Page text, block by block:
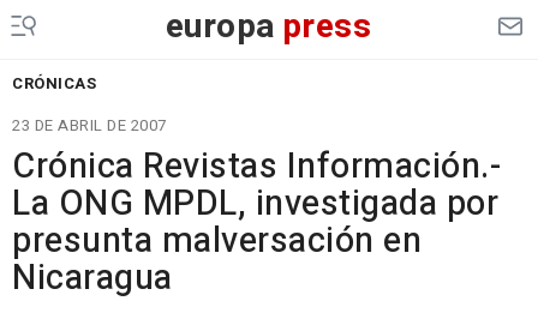
europa press
CRÓNICAS
23 DE ABRIL DE 2007
Crónica Revistas Información.-
La ONG MPDL, investigada por
presunta malversación en
Nicaragua